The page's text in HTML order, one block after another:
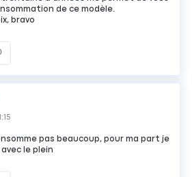
de ce modèle.
bravo
pas beaucoup, pour ma part je
le plein